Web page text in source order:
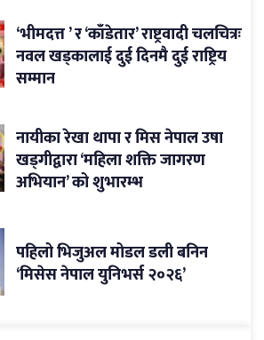
‘भीमदत्त ’ र ‘काँडेतार’ राष्ट्रवादी चलचित्रः
नवल खड्कालाई दुई दिनमै दुई राष्ट्रिय
सम्मान
नायीका रेखा थापा र मिस नेपाल उषा
खड्गीद्वारा ‘महिला शक्ति जागरण
अभियान’ को शुभारम्भ
पहिलो भिजुअल मोडल डली बनिन
‘मिसेस नेपाल युनिभर्स २०२६’